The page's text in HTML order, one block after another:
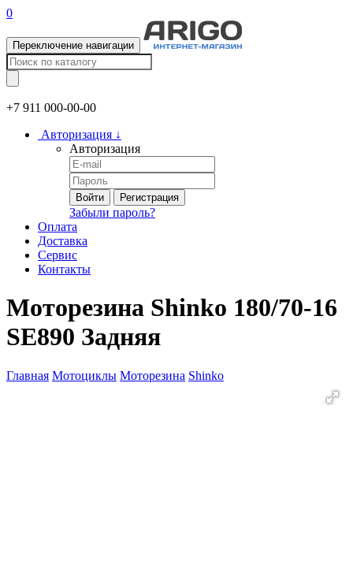
0
Переключение навигации
+7 911 000-00-00
Авторизация ↓
Авторизация
Войти Регистрация
Забыли пароль?
Оплата
Доставка
Сервис
Контакты
Моторезина Shinko 180/70-16
SE890 Задняя
Главная Мотоциклы Моторезина Shinko